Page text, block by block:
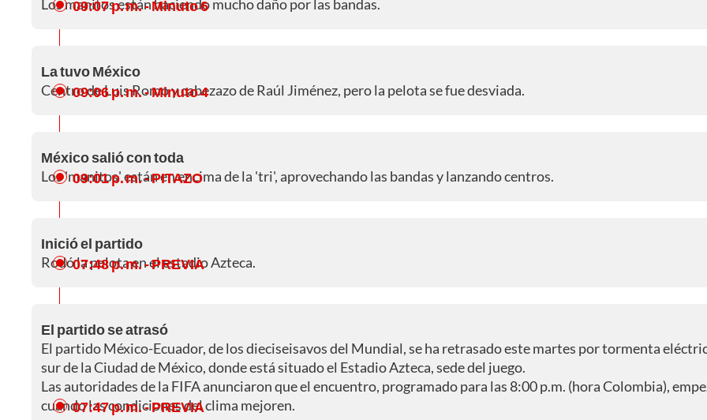
Los manitos están haciendo mucho daño por las bandas.
09:07 p. m.- Minuto 6
La tuvo México
Centro de Luis Romo y cabezazo de Raúl Jiménez, pero la pelota se fue desviada.
09:06 p. m.- Minuto 4
México salió con toda
Los 'manitos' están en encima de la 'tri', aprovechando las bandas y lanzando centros.
09:01 p. m.- PITAZO
Inició el partido
Rodó la pelota en el estadio Azteca.
07:48 p. m.- PREVIA
El partido se atrasó
El partido México-Ecuador, de los dieciseisavos del Mundial, se ha retrasado este martes por tormenta
sur de la Ciudad de México, donde está situado el Estadio Azteca, sede del juego.
Las autoridades de la FIFA anunciaron que el encuentro, programado para las 8:00 p.m. (hora Colombia),
cuando las condiciones del clima mejoren.
07:47 p. m.- PREVIA